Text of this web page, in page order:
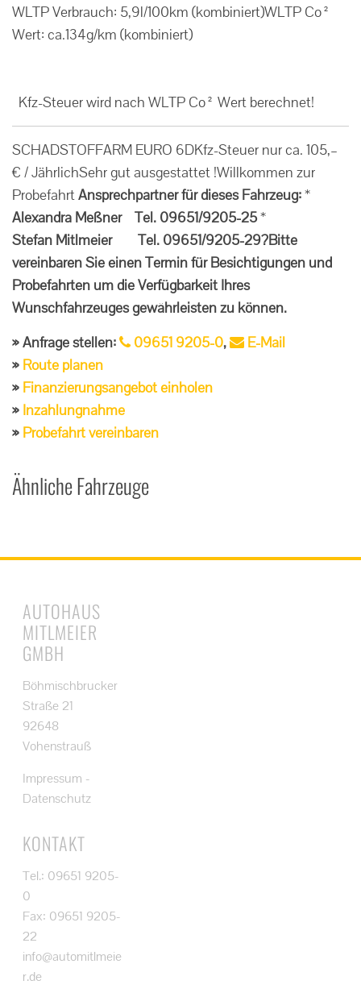
WLTP Verbrauch: 5,9l/100km (kombiniert)WLTP Co²
Wert: ca.134g/km (kombiniert)
Kfz-Steuer wird nach WLTP Co² Wert berechnet!
SCHADSTOFFARM EURO 6DKfz-Steuer nur ca. 105,–
€ / JährlichSehr gut ausgestattet !Willkommen zur
ProbefahrtAnsprechpartner für dieses Fahrzeug:*
Alexandra Meßner Tel. 09651/9205-25*
Stefan Mitlmeier Tel. 09651/9205-29?Bitte
vereinbaren Sie einen Termin für Besichtigungen und
Probefahrten um die Verfügbarkeit Ihres
Wunschfahrzeuges gewährleisten zu können.
Anfrage stellen:
09651 9205-0,
E-Mail
Route planen
Finanzierungsangebot einholen
Inzahlungnahme
Probefahrt vereinbaren
Ähnliche Fahrzeuge
AUTOHAUS
MITLMEIER
GMBH
Böhmischbrucker
Straße 21
92648
Vohenstrauß
Impressum -
Datenschutz
KONTAKT
Tel.: 09651 9205-
0
Fax: 09651 9205-
22
info@automitlmeie
r.de